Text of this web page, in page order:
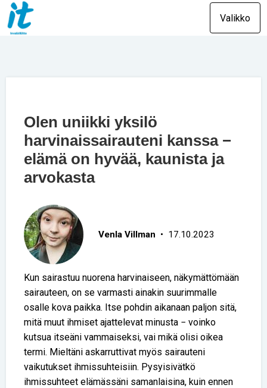
Valikko
Olen uniikki yksilö
harvinaissairauteni kanssa −
elämä on hyvää, kaunista ja
arvokasta
Venla Villman • 17.10.2023
Kun sairastuu nuorena harvinaiseen, näkymättömään
sairauteen, on se varmasti ainakin suurimmalle
osalle kova paikka. Itse pohdin aikanaan paljon sitä,
mitä muut ihmiset ajattelevat minusta − voinko
kutsua itseäni vammaiseksi, vai mikä olisi oikea
termi. Mieltäni askarruttivat myös sairauteni
vaikutukset ihmissuhteisiin. Pysyisivätkö
ihmissuhteet elämässäni samanlaisina, kuin ennen